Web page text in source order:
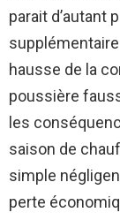
parait d’autant
hausse de la
poussière
les
saison de
simple
perte